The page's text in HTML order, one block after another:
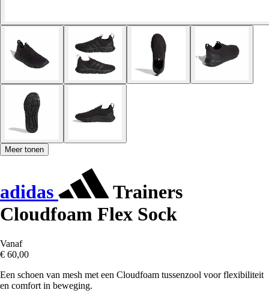
Meer tonen
adidas
Trainers
Cloudfoam Flex Sock
Vanaf
€ 60,00
Een schoen van mesh met een Cloudfoam tussenzool voor flexibiliteit
en comfort in beweging.